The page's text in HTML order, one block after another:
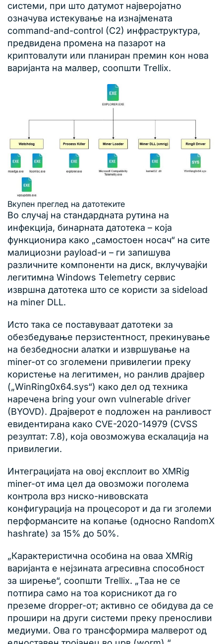
системи, при што датумот најверојатно
означува истекување на изнајмената
command-and-control (C2) инфраструктура,
предвидена промена на пазарот на
криптовалути или планиран премин кон нова
варијанта на малвер, соопшти Trellix.
Вкупен преглед на датотеките
Во случај на стандардната рутина на
инфекција, бинарната датотека – која
функционира како „самостоен носач“ на сите
малициозни payload-и – ги запишува
различните компоненти на диск, вклучувајќи
легитимна Windows Telemetry сервис
извршна датотека што се користи за sideload
на miner DLL.
Исто така се поставуваат датотеки за
обезбедување перзистентност, прекинување
на безбедносни алатки и извршување на
miner-от со зголемени привилегии преку
користење на легитимен, но ранлив драјвер
(„WinRing0x64.sys“) како дел од техника
наречена bring your own vulnerable driver
(BYOVD). Драјверот е подложен на ранливост
евидентирана како CVE-2020-14979 (CVSS
резултат: 7.8), која овозможува ескалација на
привилегии.
Интеграцијата на овој експлоит во XMRig
miner-от има цел да овозможи поголема
контрола врз ниско-нивовската
конфигурација на процесорот и да ги зголеми
перформансите на копање (односно RandomX
hashrate) за 15% до 50%.
„Карактеристична особина на оваа XMRig
варијанта е нејзината агресивна способност
за ширење“, соопшти Trellix. „Таа не се
потпира само на тоа корисникот да го
преземе dropper-от; активно се обидува да се
прошири на други системи преку преносливи
медиуми. Ова го трансформира малверот од